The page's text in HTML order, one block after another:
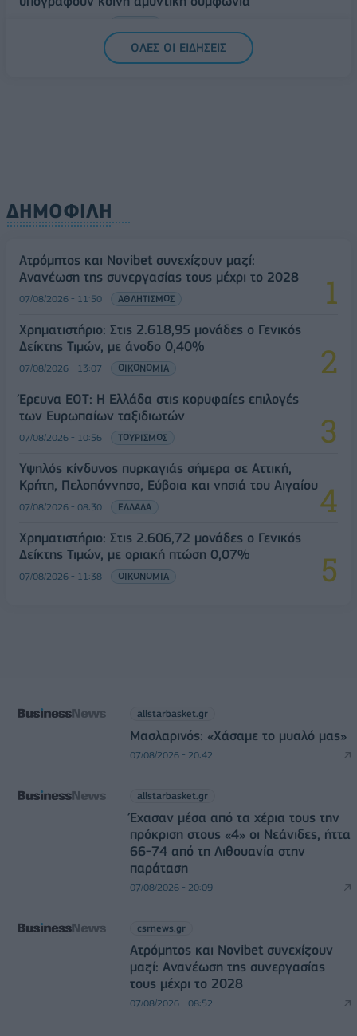
ΟΛΕΣ ΟΙ ΕΙΔΗΣΕΙΣ
ΔΗΜΟΦΙΛΗ
Ατρόμητος και Novibet συνεχίζουν μαζί:
Ανανέωση της συνεργασίας τους μέχρι το 2028
07/08/2026 - 11:50 ΑΘΛΗΤΙΣΜΟΣ
Χρηματιστήριο: Στις 2.618,95 μονάδες ο Γενικός
Δείκτης Τιμών, με άνοδο 0,40%
07/08/2026 - 13:07 ΟΙΚΟΝΟΜΙΑ
Έρευνα ΕΟΤ: Η Ελλάδα στις κορυφαίες επιλογές
των Ευρωπαίων ταξιδιωτών
07/08/2026 - 10:56 ΤΟΥΡΙΣΜΟΣ
Υψηλός κίνδυνος πυρκαγιάς σήμερα σε Αττική,
Κρήτη, Πελοπόννησο, Εύβοια και νησιά του Αιγαίου
07/08/2026 - 08:30 ΕΛΛΑΔΑ
Χρηματιστήριο: Στις 2.606,72 μονάδες ο Γενικός
Δείκτης Τιμών, με οριακή πτώση 0,07%
07/08/2026 - 11:38 ΟΙΚΟΝΟΜΙΑ
allstarbasket.gr
Μασλαρινός: «Χάσαμε το μυαλό μας»
07/08/2026 - 20:42
allstarbasket.gr
Έχασαν μέσα από τα χέρια τους την
πρόκριση στους «4» οι Νεάνιδες, ήττα
66-74 από τη Λιθουανία στην
παράταση
07/08/2026 - 20:09
csrnews.gr
Ατρόμητος και Novibet συνεχίζουν
μαζί: Ανανέωση της συνεργασίας
τους μέχρι το 2028
07/08/2026 - 08:52